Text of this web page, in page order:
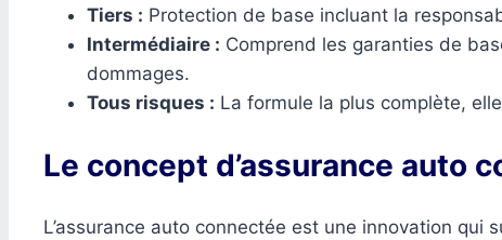
Tiers : Protection de base incluant la
Intermédiaire : Comprend les garanties de
dommages.
Tous risques : La formule la plus complète,
Le concept d’assurance auto
L’assurance auto connectée est une innovation qui